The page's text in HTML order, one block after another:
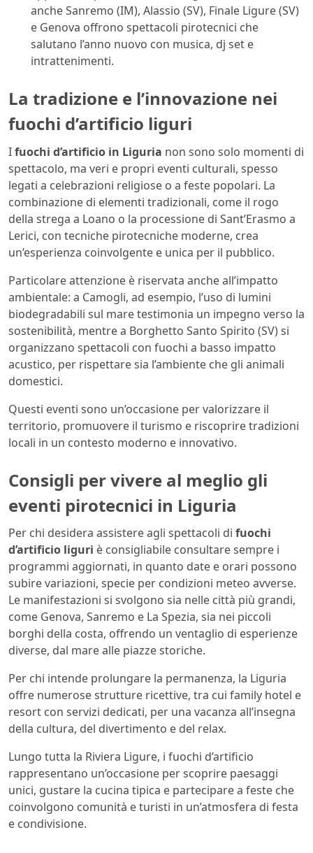
anche Sanremo (IM), Alassio (SV), Finale Ligure (SV)
e Genova offrono spettacoli pirotecnici che
salutano l’anno nuovo con musica, dj set e
intrattenimenti.
La tradizione e l’innovazione nei
fuochi d’artificio liguri
Ifuochi d’artificio in Liguria non sono solo momenti di
spettacolo, ma veri e propri eventi culturali, spesso
legati a celebrazioni religiose o a feste popolari. La
combinazione di elementi tradizionali, come il rogo
della strega a Loano o la processione di Sant’Erasmo a
Lerici, con tecniche pirotecniche moderne, crea
un’esperienza coinvolgente e unica per il pubblico.
Particolare attenzione è riservata anche all’impatto
ambientale: a Camogli, ad esempio, l’uso di lumini
biodegradabili sul mare testimonia un impegno verso la
sostenibilità, mentre a Borghetto Santo Spirito (SV) si
organizzano spettacoli con fuochi a basso impatto
acustico, per rispettare sia l’ambiente che gli animali
domestici.
Questi eventi sono un’occasione per valorizzare il
territorio, promuovere il turismo e riscoprire tradizioni
locali in un contesto moderno e innovativo.
Consigli per vivere al meglio gli
eventi pirotecnici in Liguria
Per chi desidera assistere agli spettacoli di fuochi
d’artificio liguri è consigliabile consultare sempre i
programmi aggiornati, in quanto date e orari possono
subire variazioni, specie per condizioni meteo avverse.
Le manifestazioni si svolgono sia nelle città più grandi,
come Genova, Sanremo e La Spezia, sia nei piccoli
borghi della costa, offrendo un ventaglio di esperienze
diverse, dal mare alle piazze storiche.
Per chi intende prolungare la permanenza, la Liguria
offre numerose strutture ricettive, tra cui family hotel e
resort con servizi dedicati, per una vacanza all’insegna
della cultura, del divertimento e del relax.
Lungo tutta la Riviera Ligure, i fuochi d’artificio
rappresentano un’occasione per scoprire paesaggi
unici, gustare la cucina tipica e partecipare a feste che
coinvolgono comunità e turisti in un’atmosfera di festa
e condivisione.